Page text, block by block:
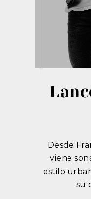
Desde
viene
estilo
su